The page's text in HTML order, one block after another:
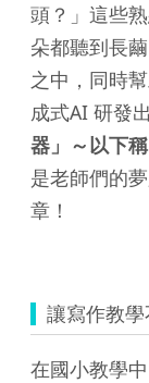
頭？」這些
朵都聽到長
之中，同時
成式AI 研發
器」～以下稱
是老師們的
章！
讓寫作教
在國小教學